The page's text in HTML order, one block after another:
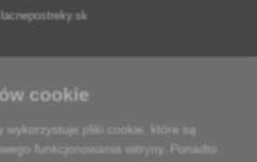
cookie
wykorzystuje pliki cookie, które są
funkcjonowania witryny. Ponadto